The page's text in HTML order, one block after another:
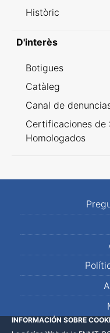
Històric
D'interès
Botigues
Catàleg
Canal de
Certificaciones de
Homologados
INFORMACIÓN SOBRE